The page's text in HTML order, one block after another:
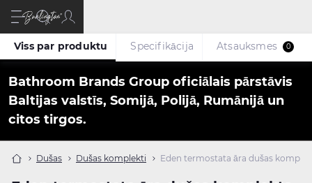
Bathroom Brands Group oficiālais pārstāvis
Baltijas valstīs, Somijā, Polijā, Rumānijā un
citos tirgos.
Dušas Dušas komplekti Eden termostata āra dušas
Viss par produktu Specifikācija Atsauksmes 0